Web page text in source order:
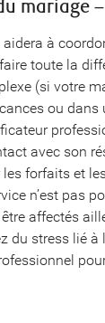
mariage –
à
toute la
(si votre
ou dans
avec son
forfaits et
n’est pas
affectés
du stress lié